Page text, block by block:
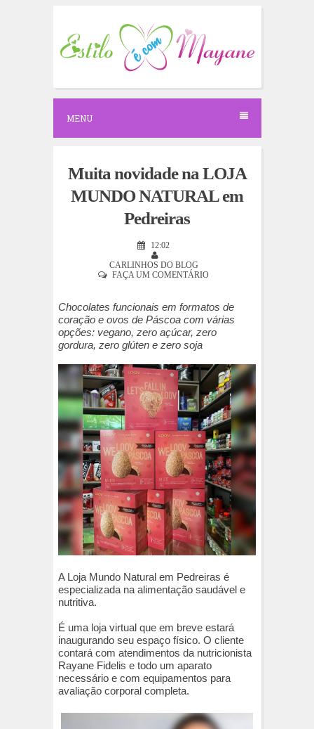
c
o
e
MENU
Muita novidade na LOJA
MUNDO NATURAL em
Pedreiras
12:02
CARLINHOS DO BLOG
FAÇA UM COMENTÁRIO
Chocolates funcionais em formatos de
coração e ovos de Páscoa com várias
opções: vegano, zero açúcar, zero
gordura, zero glúten e zero soja
A Loja Mundo Natural em Pedreiras é
especializada na alimentação saudável e
nutritiva.
É uma loja virtual que em breve estará
inaugurando seu espaço físico. O cliente
contará com atendimentos da nutricionista
Rayane Fidelis e todo um aparato
necessário e com equipamentos para
avaliação corporal completa.